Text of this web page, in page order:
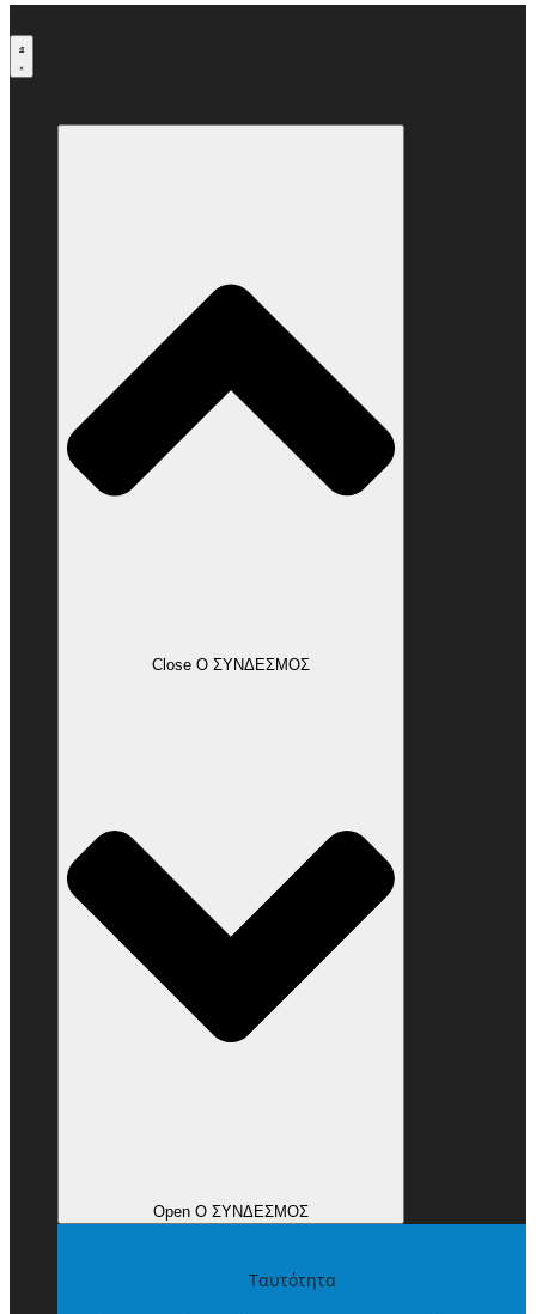
στο
περιεχόμενο
Close Ο ΣΥΝΔΕΣΜΟΣ
Open Ο ΣΥΝΔΕΣΜΟΣ
Ταυτότητα